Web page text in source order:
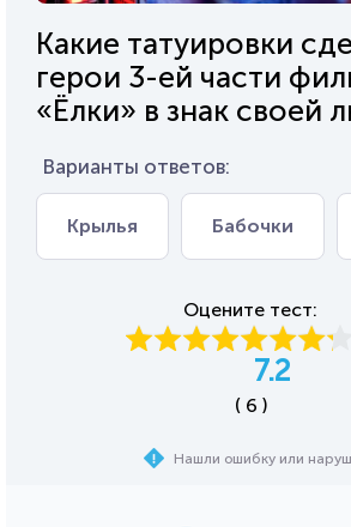
Какие татуировки
герои 3-ей части
«Ёлки» в знак своей
Варианты ответов:
Крылья Бабочки
Оцените тест:
7.2
( 6 )
Нашли ошибку или